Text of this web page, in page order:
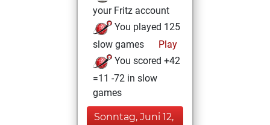
your Fritz account
You played 125
slow games
Play
You scored +42
=11 -72 in slow
games
Sonntag, Juni 12,